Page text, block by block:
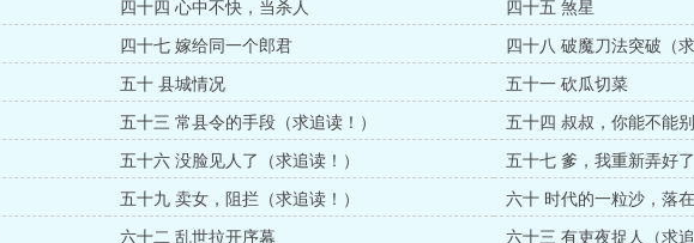
四十四 心中不快，当杀人 四十五 煞星
四十七 嫁给同一个郎君 四十八 破魔刀法突破（求
五十 县城情况 五十一 砍瓜切菜
五十三 常县令的手段（求追读！） 五十四 叔叔，你能不能
五十六 没脸见人了（求追读！） 五十七 爹，我重新弄好了
五十九 卖女，阻拦（求追读！）
六十 时代的一粒沙，落
（求追读！）
六十二 乱世拉开序幕 六十三 有吏夜捉人（求追